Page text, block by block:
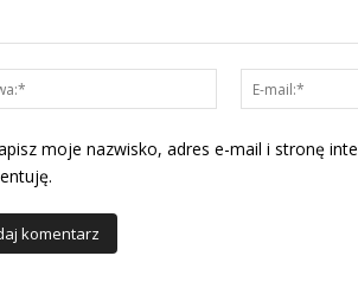
Nazwa:*
moje nazwisko, adres e-mail i stronę